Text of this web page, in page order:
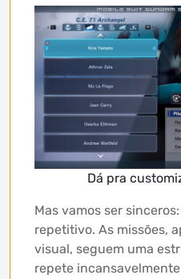
Dá pra
Mas vamos ser sinceros:
repetitivo. As missões,
visual, seguem uma
repete